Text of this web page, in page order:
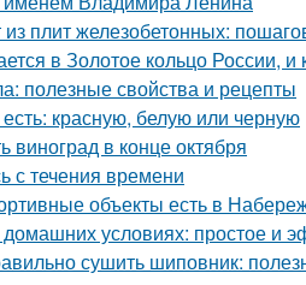
плит железобетонных:
в Золотое кольцо России,
полезные свойства и рецепты
красную, белую или черную
в конце октября
с течения времени
объекты есть в
условиях: простое и
сушить шиповник: